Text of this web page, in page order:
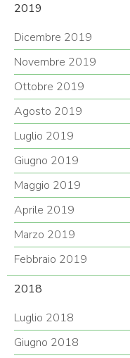
2019
Dicembre 2019
Novembre 2019
Ottobre 2019
Agosto 2019
Luglio 2019
Giugno 2019
Maggio 2019
Aprile 2019
Marzo 2019
Febbraio 2019
2018
Luglio 2018
Giugno 2018